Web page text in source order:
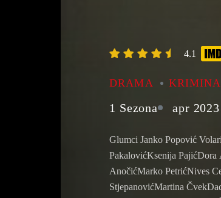
4.1
DRAMA
1 Sezona apr 2023
Glumci Janko Popović
PakalovićKsenija PajićDora
AnočićMarko PetrićNives
StjepanovićMartina